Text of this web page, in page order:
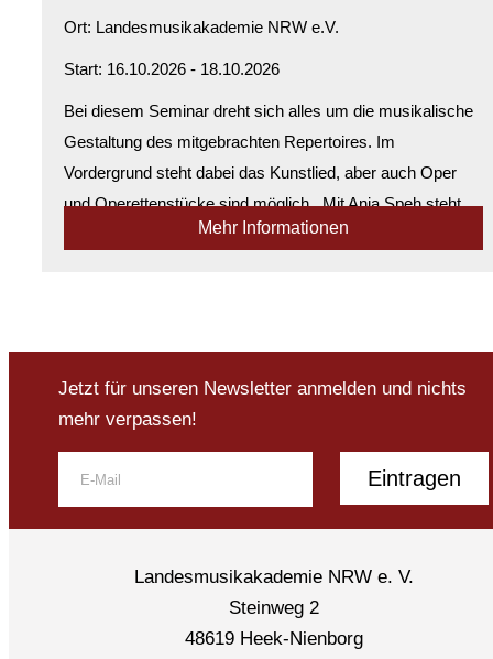
Ort: Landesmusikakademie NRW e.V.
Start: 16.10.2026 - 18.10.2026
​​Bei diesem Seminar dreht sich alles um die musikalische
Gestaltung des mitgebrachten Repertoires. Im
Vordergrund steht dabei das Kunstlied, aber auch Oper
und Operettenstücke sind möglich. Mit Anja Speh steht
eine erfahrene Pianistin und Lied...
Mehr Informationen
Jetzt für unseren Newsletter anmelden und nichts
mehr verpassen!
Eintragen
Landesmusikakademie NRW e. V.
Steinweg 2
48619 Heek-Nienborg